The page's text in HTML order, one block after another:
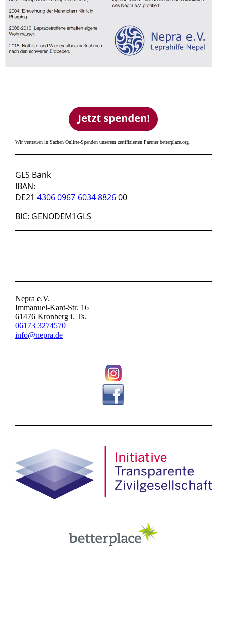
Wir vertrauen in Sachen Online-Spenden unserem zertifizierten Partner betterplace.org.
GLS Bank
IBAN:
DE21 4306 0967 6034 882600
BIC: GENODEM1GLS
Nepra e.V.
Immanuel-Kant-Str. 16
61476 Kronberg i. Ts.
06173 3274570
info@nepra.de